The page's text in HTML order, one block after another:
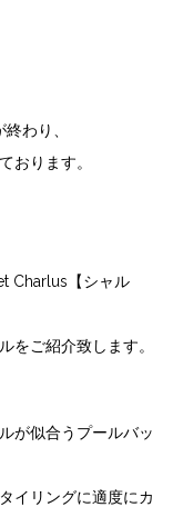
わり、
おります。
Charlus【シャル
をご紹介致します。
が似合うプールバッ
イリングに適度にカ